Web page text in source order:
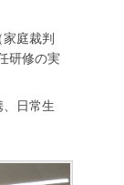
庭裁判
研修の実
日常生